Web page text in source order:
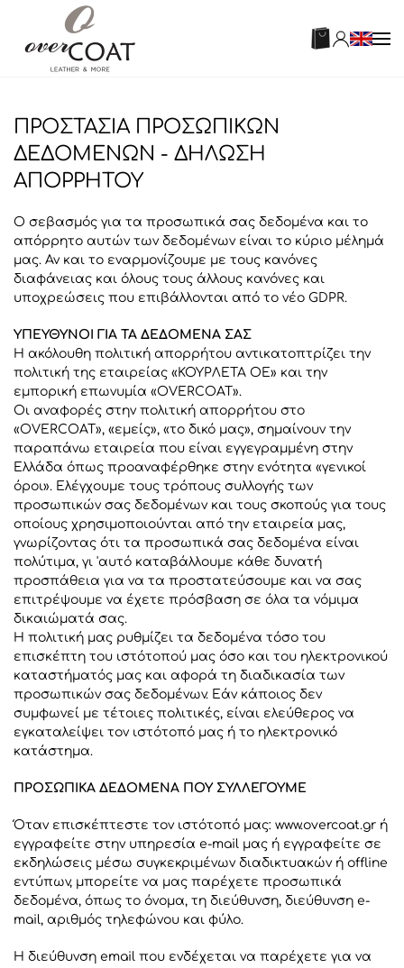
ΠΡΟΣΤΑΣΙΑ ΠΡΟΣΩΠΙΚΩΝ
ΔΕΔΟΜΕΝΩΝ - ΔΗΛΩΣΗ
ΑΠΟΡΡΗΤΟΥ
Ο σεβασμός για τα προσωπικά σας δεδομένα και το
απόρρητο αυτών των δεδομένων είναι το κύριο μέλημά
μας. Αν και το εναρμονίζουμε με τους κανόνες
διαφάνειας και όλους τους άλλους κανόνες και
υποχρεώσεις που επιβάλλονται από το νέο GDPR.
ΥΠΕΥΘΥΝΟΙ ΓΙΑ ΤΑ ΔΕΔΟΜΕΝΑ ΣΑΣ
Η ακόλουθη πολιτική απορρήτου αντικατοπτρίζει την
πολιτική της εταιρείας «ΚΟΥΡΛΕΤΑ ΟΕ» και την
εμπορική επωνυμία «OVERCOAT».
Οι αναφορές στην πολιτική απορρήτου στο
«OVERCOAT», «εμείς», «το δικό μας», σημαίνουν την
παραπάνω εταιρεία που είναι εγγεγραμμένη στην
Ελλάδα όπως προαναφέρθηκε στην ενότητα «γενικοί
όροι». Ελέγχουμε τους τρόπους συλλογής των
προσωπικών σας δεδομένων και τους σκοπούς για τους
οποίους χρησιμοποιούνται από την εταιρεία μας,
γνωρίζοντας ότι τα προσωπικά σας δεδομένα είναι
πολύτιμα, γι 'αυτό καταβάλλουμε κάθε δυνατή
προσπάθεια για να τα προστατεύσουμε και να σας
επιτρέψουμε να έχετε πρόσβαση σε όλα τα νόμιμα
δικαιώματά σας.
Η πολιτική μας ρυθμίζει τα δεδομένα τόσο του
επισκέπτη του ιστότοπού μας όσο και του ηλεκτρονικού
καταστήματός μας και αφορά τη διαδικασία των
προσωπικών σας δεδομένων. Εάν κάποιος δεν
συμφωνεί με τέτοιες πολιτικές, είναι ελεύθερος να
εγκαταλείψει τον ιστότοπό μας ή το ηλεκτρονικό
κατάστημα.
ΠΡΟΣΩΠΙΚΑ ΔΕΔΟΜΕΝΑ ΠΟΥ ΣΥΛΛΕΓΟΥΜΕ
Όταν επισκέπτεστε τον ιστότοπό μας: www.overcoat.gr ή
εγγραφείτε στην υπηρεσία e-mail μας ή εγγραφείτε σε
εκδηλώσεις μέσω συγκεκριμένων διαδικτυακών ή offline
εντύπων, μπορείτε να μας παρέχετε προσωπικά
δεδομένα, όπως το όνομα, τη διεύθυνση, διεύθυνση e-
mail, αριθμός τηλεφώνου και φύλο.
Η διεύθυνση email που ενδέχεται να παρέχετε για να